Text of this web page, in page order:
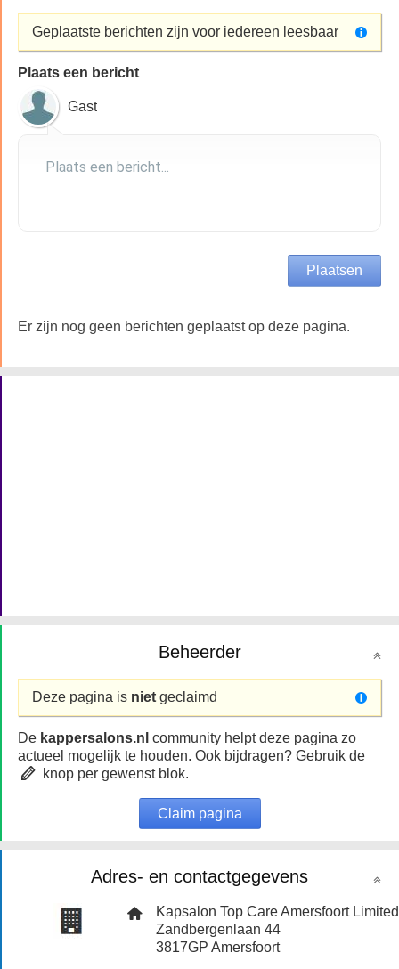
Geplaatste berichten zijn voor iedereen leesbaar
Plaats een bericht
Gast
Er zijn nog geen berichten geplaatst op deze pagina.
Beheerder
Deze pagina is niet geclaimd
De kappersalons.nl community helpt deze pagina zo
actueel mogelijk te houden. Ook bijdragen? Gebruik de
knop per gewenst blok.
Claim pagina
Adres- en contactgegevens
Kapsalon Top Care Amersfoort Limited
Zandbergenlaan 44
3817GPAmersfoort